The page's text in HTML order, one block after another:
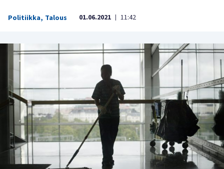
Politiikka, Talous 01.06.2021 | 11:42